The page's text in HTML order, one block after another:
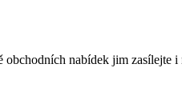
nabídek jim zasílejte